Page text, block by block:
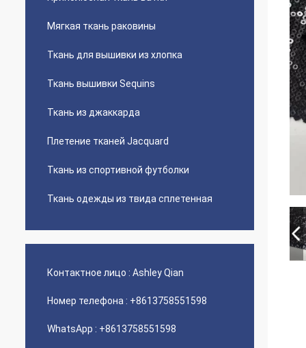
Мягкая ткань раковины
Ткань для вышивки из хлопка
Ткань вышивки Sequins
Ткань из джаккарда
Плетение тканей Jacquard
Ткань из спортивной футболки
Ткань одежды из твида сплетенная
Контактное лицо : Ashley Qian
Номер телефона : +8613758551598
WhatsApp : +8613758551598